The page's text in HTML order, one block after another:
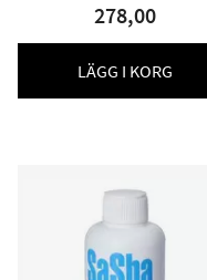
278,00
LÄGG I KORG